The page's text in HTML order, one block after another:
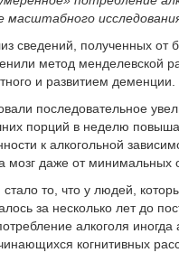
масштабного
сведений, полученных
метод менделевской
и развитием деменции.
последовательное
порций в неделю
к алкогольной
мозг даже от минимальных
то, что у людей,
за несколько лет до
алкоголя
когнитивных